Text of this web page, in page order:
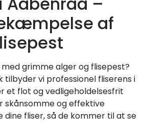
af
grimme alger og flisepest?
tilbyder vi professionel fliserens i
et flot og vedligeholdelsesfrit
skånsomme og effektive
fliser, så de kommer til at se